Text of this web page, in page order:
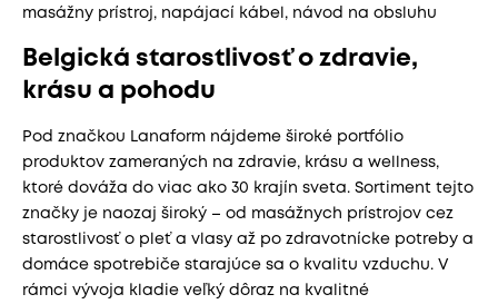
masážny prístroj, napájací kábel, návod na obsluhu
Belgická starostlivosť o zdravie,
krásu a pohodu
Pod značkou Lanaform nájdeme široké portfólio
produktov zameraných na zdravie, krásu a wellness,
ktoré dováža do viac ako 30 krajín sveta. Sortiment tejto
značky je naozaj široký – od masážnych prístrojov cez
starostlivosť o pleť a vlasy až po zdravotnícke potreby a
domáce spotrebiče starajúce sa o kvalitu vzduchu. V
rámci vývoja kladie veľký dôraz na kvalitné